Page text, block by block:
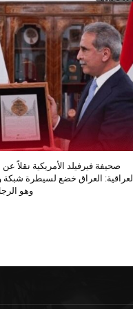
صحيفة فيرفيلد الأمريكية نقلاً
العراقية: العراق خضع لسيطرة شبكة
وهو